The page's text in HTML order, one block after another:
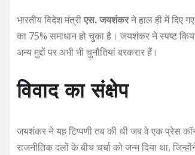
भारतीय विदेश मंत्रीएस. जयशंकरने हाल ही में दिए
का 75% समाधान हो चुका है। जयशंकर ने स्पष्ट
अन्य मुद्दों पर अभी भी चुनौतियां बरकरार हैं।
विवाद का संक्षेप
जयशंकर ने यह टिप्पणी तब की थी जब वे एक प्रेस
राजनीतिक दलों के बीच चर्चा को जन्म दिया था,